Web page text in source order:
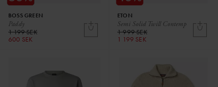
Paddy
BOSS GREEN
1 199 SEK
600 SEK
Semi Solid Twill Contemp
ETON
1 999 SEK
1 199 SEK